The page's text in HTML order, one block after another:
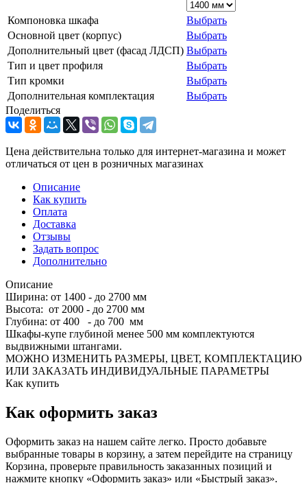
Компоновка шкафа
Выбрать
Основной цвет (корпус)
Выбрать
Дополнительный цвет (фасад ЛДСП) Выбрать
Тип и цвет профиля
Выбрать
Тип кромки
Выбрать
Дополнительная комплектация
Выбрать
Поделиться
Цена действительна только для интернет-магазина и может
отличаться от цен в розничных магазинах
Описание
Как купить
Оплата
Доставка
Отзывы
Задать вопрос
Дополнительно
Описание
Ширина: от 1400 - до 2700 мм
Высота: от 2000 - до 2700 мм
Глубина: от 400 - до 700 мм
Шкафы-купе глубиной менее 500 мм комплектуются
выдвижными штангами.
МОЖНО ИЗМЕНИТЬ РАЗМЕРЫ, ЦВЕТ, КОМПЛЕКТАЦИЮ
ИЛИ ЗАКАЗАТЬ ИНДИВИДУАЛЬНЫЕ ПАРАМЕТРЫ
Как купить
Как оформить заказ
Оформить заказ на нашем сайте легко. Просто добавьте
выбранные товары в корзину, а затем перейдите на страницу
Корзина, проверьте правильность заказанных позиций и
нажмите кнопку «Оформить заказ» или «Быстрый заказ».